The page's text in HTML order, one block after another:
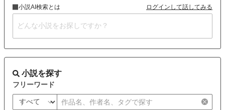
小説AI検索とは ログインして話してみる
小説を探す
フリーワード